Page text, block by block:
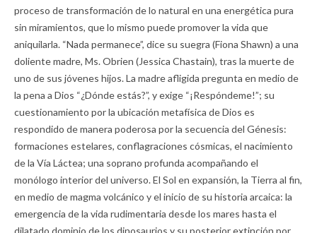
proceso de transformación de lo natural en una energética pura
sin miramientos, que lo mismo puede promover la vida que
aniquilarla. “Nada permanece”, dice su suegra (Fiona Shawn) a una
doliente madre, Ms. Obrien (Jessica Chastain), tras la muerte de
uno de sus jóvenes hijos. La madre afligida pregunta en medio de
la pena a Dios “¿Dónde estás?”, y exige “¡Respóndeme!”; su
cuestionamiento por la ubicación metafísica de Dios es
respondido de manera poderosa por la secuencia del Génesis:
formaciones estelares, conflagraciones cósmicas, el nacimiento
de la Vía Láctea; una soprano profunda acompañando el
monólogo interior del universo. El Sol en expansión, la Tierra al fin,
en medio de magma volcánico y el inicio de su historia arcaica: la
emergencia de la vida rudimentaria desde los mares hasta el
dilatado dominio de los dinosaurios y su posterior extinción por